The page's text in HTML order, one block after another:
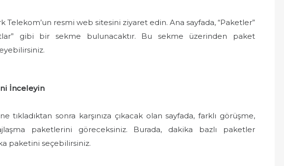
Telekom’un resmi web sitesini ziyaret edin. Ana sayfada, “Paketler”
gibi bir sekme bulunacaktır. Bu sekme üzerinden paket
İnceleyin
tıkladıktan sonra karşınıza çıkacak olan sayfada, farklı görüşme,
paketlerini göreceksiniz. Burada, dakika bazlı paketler
paketini seçebilirsiniz.